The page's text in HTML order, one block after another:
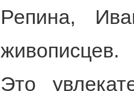
Репина,
живописцев.
Это